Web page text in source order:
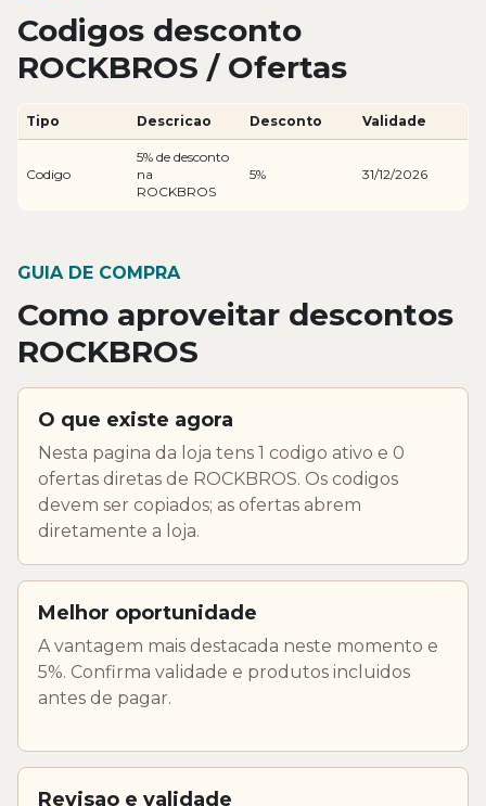
Codigos desconto
ROCKBROS / Ofertas
Tipo Descricao Desconto Validade
Codigo
5% de desconto
na
ROCKBROS
5% 31/12/2026
GUIA DE COMPRA
Como aproveitar descontos
ROCKBROS
O que existe agora
Nesta pagina da loja tens 1 codigo ativo e 0
ofertas diretas de ROCKBROS. Os codigos
devem ser copiados; as ofertas abrem
diretamente a loja.
Melhor oportunidade
A vantagem mais destacada neste momento e
5%. Confirma validade e produtos incluidos
antes de pagar.
Revisao e validade